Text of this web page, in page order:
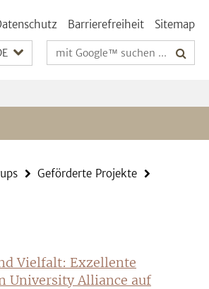
Barrierefreiheit Sitemap
Suchbegriffe
Geförderte Projekte
Vielfalt: Exzellente
University Alliance auf